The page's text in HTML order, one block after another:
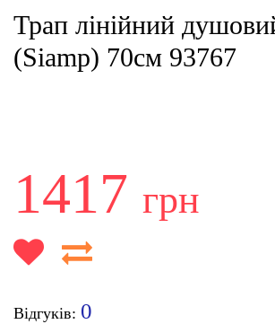
Трап лінійний
(Siamp) 70см 93767
1417 грн
Відгуків: 0